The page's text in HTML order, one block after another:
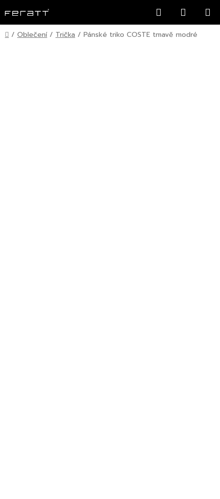
na
obsah
Hledat
KOŠÍK
Domů
/ Oblečení / Trička / Pánské triko COSTE tmavě modré